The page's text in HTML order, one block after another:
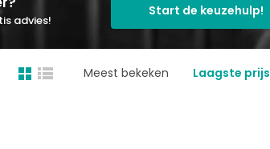
advies!
Start de keuzehulp!
Meest bekeken Laagste prijs